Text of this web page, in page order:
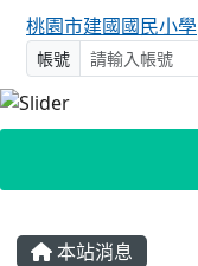
桃園市建國國民小學
帳號
主內容區域
本站消息